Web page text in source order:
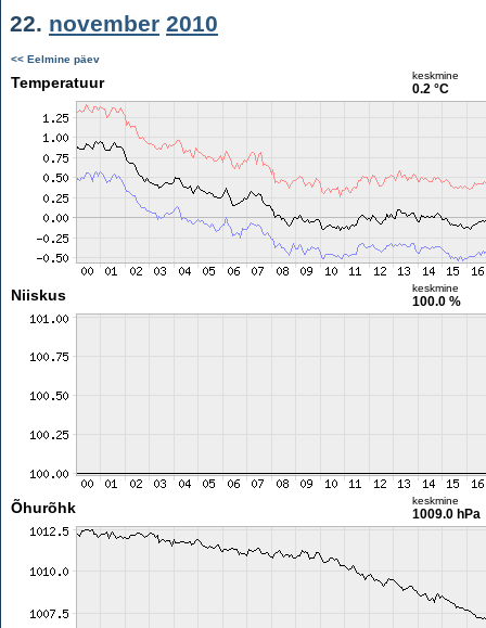
22. november 2010
<< Eelmine päev
Temperatuur keskmine
0.2 °C
Niiskus keskmine
100.0 %
Õhurõhk keskmine
1009.0 hPa